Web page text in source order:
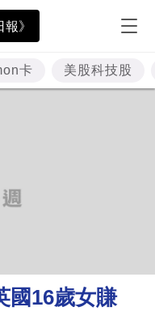
》
卡 美股科技股
國16歲女賺